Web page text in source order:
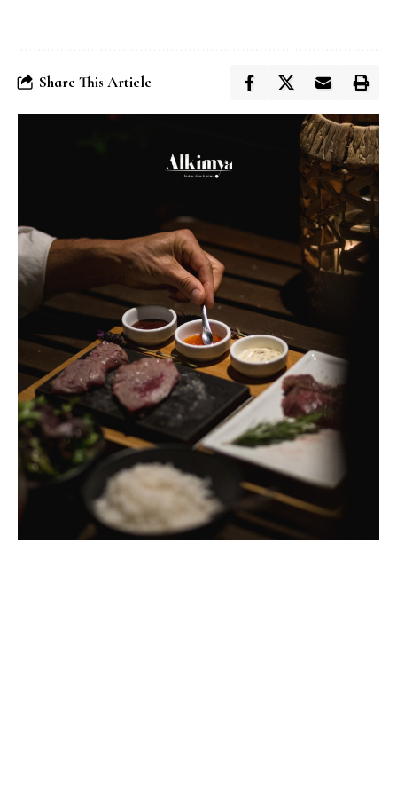
Share This Article